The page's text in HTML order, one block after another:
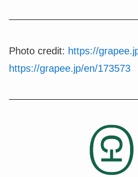
Photo credit: https://
https://grapee.jp/en/173573